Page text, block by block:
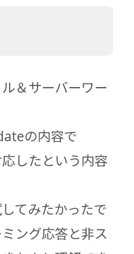
＆サーバーワー
の内容で
したという内容
てみたかったで
ング応答と非ス